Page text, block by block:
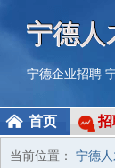
宁德人
宁德企业招聘
首页 招
当前位置： 宁德人